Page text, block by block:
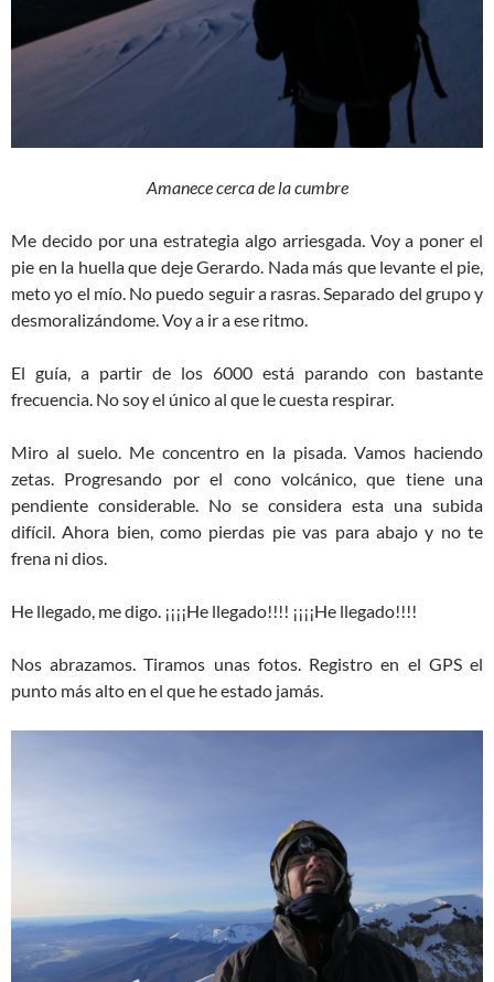
Amanece cerca de la cumbre
Me decido por una estrategia algo arriesgada. Voy a poner el
pie en la huella que deje Gerardo. Nada más que levante el pie,
meto yo el mío. No puedo seguir a rasras. Separado del grupo y
desmoralizándome. Voy a ir a ese ritmo.
El guía, a partir de los 6000 está parando con bastante
frecuencia. No soy el único al que le cuesta respirar.
Miro al suelo. Me concentro en la pisada. Vamos haciendo
zetas. Progresando por el cono volcánico, que tiene una
pendiente considerable. No se considera esta una subida
difícil. Ahora bien, como pierdas pie vas para abajo y no te
frena ni dios.
He llegado, me digo. ¡¡¡¡He llegado!!!! ¡¡¡¡He llegado!!!!
Nos abrazamos. Tiramos unas fotos. Registro en el GPS el
punto más alto en el que he estado jamás.